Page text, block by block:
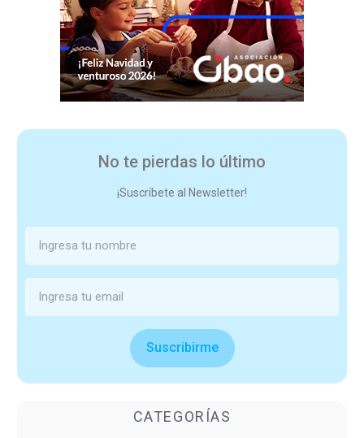
No te pierdas lo último
¡Suscríbete al Newsletter!
Suscribirme
CATEGORÍAS